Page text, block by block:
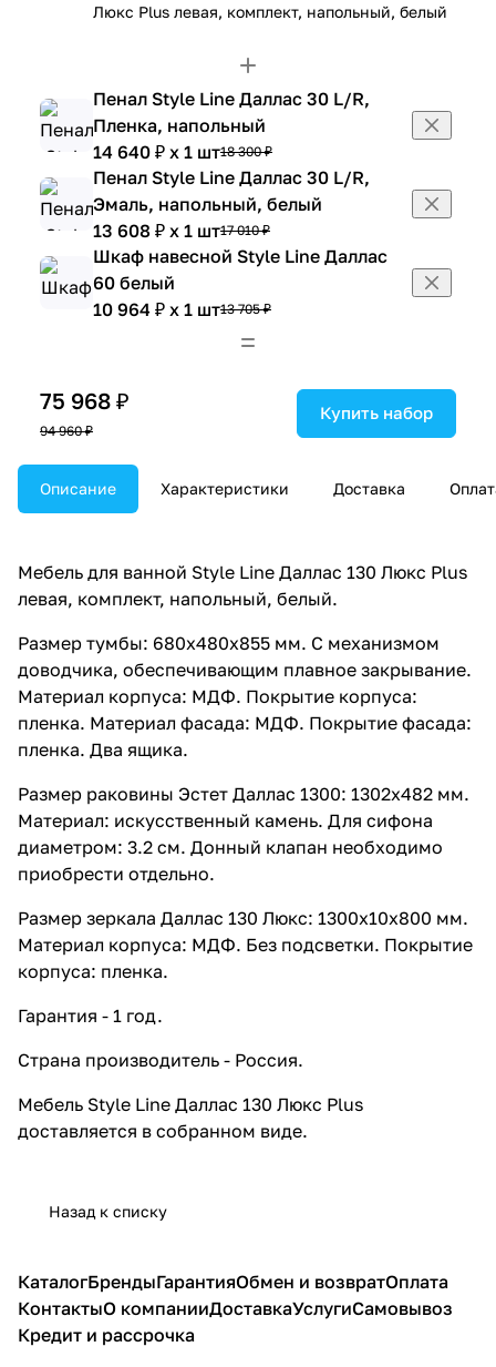
Люкс Plus левая, комплект, напольный, белый
Пенал Style Line Даллас 30 L/R,
Пленка, напольный
14 640 ₽ x 1 шт18 300 ₽
Пенал Style Line Даллас 30 L/R,
Эмаль, напольный, белый
13 608 ₽ x 1 шт17 010 ₽
Шкаф навесной Style Line Даллас
60 белый
10 964 ₽ x 1 шт13 705 ₽
75 968 ₽
94 960 ₽
Купить набор
Описание Характеристики Доставка
Мебель для ванной Style Line Даллас 130 Люкс Plus
левая, комплект, напольный, белый.
Размер тумбы: 680x480x855 мм. С механизмом
доводчика, обеспечивающим плавное закрывание.
Материал корпуса: МДФ. Покрытие корпуса:
пленка. Материал фасада: МДФ. Покрытие фасада:
пленка. Два ящика.
Размер раковины Эстет Даллас 1300: 1302x482 мм.
Материал: искусственный камень. Для сифона
диаметром: 3.2 см. Донный клапан необходимо
приобрести отдельно.
Размер зеркала Даллас 130 Люкс: 1300x10x800 мм.
Материал корпуса: МДФ. Без подсветки. Покрытие
корпуса: пленка.
Гарантия - 1 год.
Страна производитель - Россия.
Мебель Style Line Даллас 130 Люкс Plus
доставляется в собранном виде.
Назад к списку
КаталогБрендыГарантияОбмен и возвратОплата
КонтактыО компанииДоставкаУслугиСамовывоз
Кредит и рассрочка